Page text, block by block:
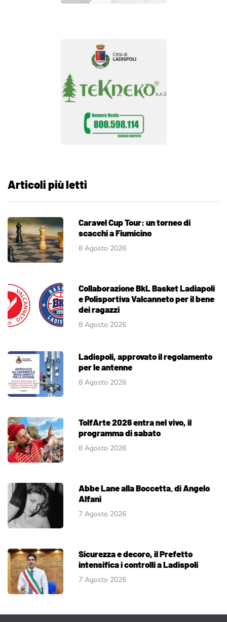
Articoli più letti
Caravel Cup Tour: un torneo di
scacchi a Fiumicino
8 Agosto 2026
Collaborazione BkL Basket Ladiapoli
e Polisportiva Valcanneto per il bene
dei ragazzi
8 Agosto 2026
Ladispoli, approvato il regolamento
per le antenne
8 Agosto 2026
TolfArte 2026 entra nel vivo, il
programma di sabato
8 Agosto 2026
Abbe Lane alla Boccetta. di Angelo
Alfani
7 Agosto 2026
Sicurezza e decoro, il Prefetto
intensifica i controlli a Ladispoli
7 Agosto 2026